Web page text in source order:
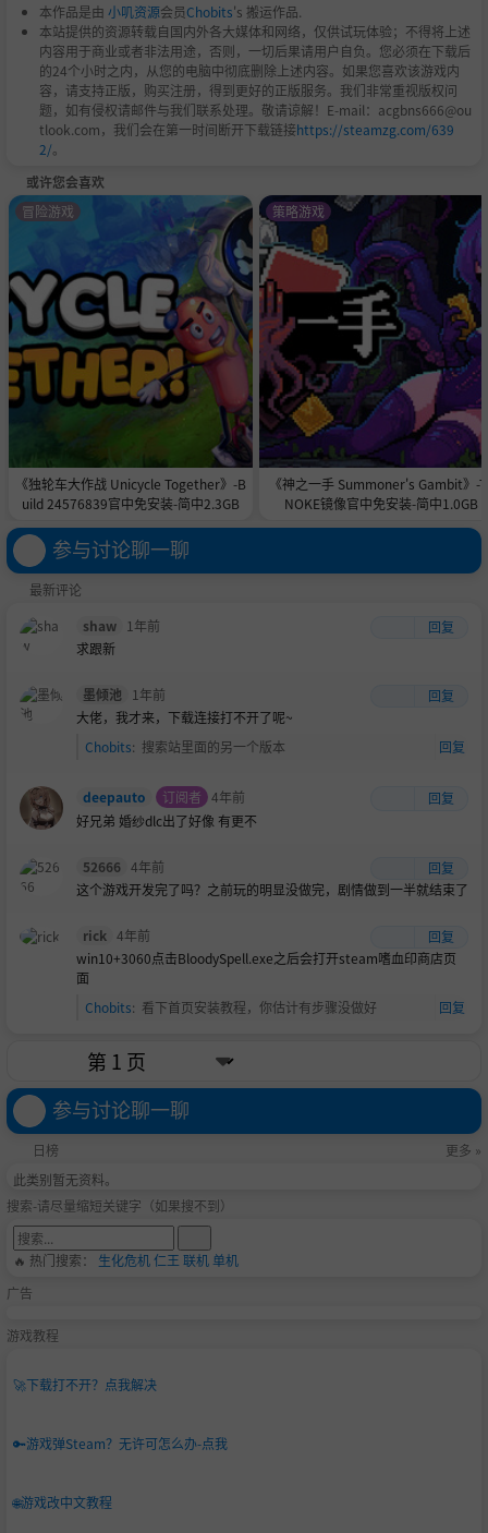
本作品是由 小叽资源会员Chobits's 搬运作品.
本站提供的资源转载自国内外各大媒体和网络，仅供试玩体验；不得将上述
内容用于商业或者非法用途，否则，一切后果请用户自负。您必须在下载后
的24个小时之内，从您的电脑中彻底删除上述内容。如果您喜欢该游戏内
容，请支持正版，购买注册，得到更好的正版服务。我们非常重视版权问
题，如有侵权请邮件与我们联系处理。敬请谅解！E-mail：acgbns666@ou
tlook.com，我们会在第一时间断开下载链接https://steamzg.com/639
2/。
或许您会喜欢
《独轮车大作战 Unicycle Together》-B
uild 24576839官中免安装-简中2.3GB
冒险游戏
《神之一手 Summoner's Gambit》-
NOKE镜像官中免安装-简中1.0GB
策略游戏
参与讨论聊一聊
最新评论
shaw
1年前
回复
求跟新
墨倾池 1年前
回复
大佬，我才来，下载连接打不开了呢~
Chobits: 搜索站里面的另一个版本 回复
deepauto 订阅者 4年前
回复
好兄弟 婚纱dlc出了好像 有更不
52666 4年前
回复
这个游戏开发完了吗？之前玩的明显没做完，剧情做到一半就结束了
rick 4年前
回复
win10+3060点击BloodySpell.exe之后会打开steam嗜血印商店页
面
Chobits: 看下首页安装教程，你估计有步骤没做好 回复
参与讨论聊一聊
日榜
更多 »
此类别暂无资料。
搜索-请尽量缩短关键字（如果搜不到）
🔥 热门搜索： 生化危机仁王 联机单机
广告
游戏教程
🚀下载打不开？点我解决
🔑游戏弹Steam？无许可怎么办-点我
🌐游戏改中文教程